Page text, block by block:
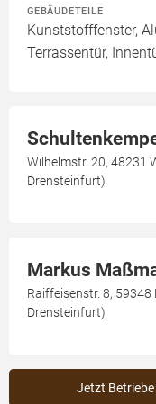
GEBÄUDETEILE
Kunststofffenster,
Terrassentür,
Wilhelmstr. 20, 48231
Drensteinfurt)
Markus
Raiffeisenstr. 8,
Drensteinfurt)
Jetzt